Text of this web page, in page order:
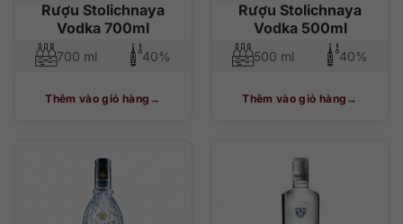
Rượu Stolichnaya
Vodka 700ml
700 ml 40%
Thêm vào giỏ hàng
Rượu Stolichnaya
Vodka 500ml
500 ml 40%
Thêm vào giỏ hàng